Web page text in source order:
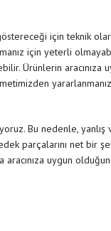
için teknik
için yeterli
Ürünlerin
Bu nedenle,
parçalarını net
uygun